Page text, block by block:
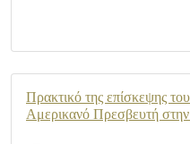
Πρακτικό της επίσκεψης
Αμερικανό Πρεσβευτή